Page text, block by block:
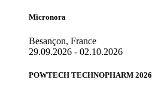
Micronora
Besançon, France
29.09.2026 - 02.10.2026
POWTECH TECHNOPHARM 2026